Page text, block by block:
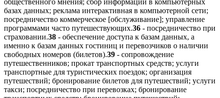
базах данных; реклама интерактивная в компьютерной сети;
посредничество коммерческое [обслуживание]; управление
программами часто путешествующих.36 - посредничество при
страховании.38 - обеспечение доступа к базам данных, а
именно к базам данных гостиниц и перевозчиков о наличии
свободных номеров (билетов).39 - сопровождение
путешественников; прокат транспортных средств; услуги
транспортные для туристических поездок; организация
путешествий; бронирование билетов для путешествий; услуги
такси; посредничество при перевозках; бронирование